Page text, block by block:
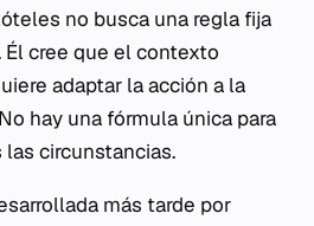
no busca una regla fija
cree que el contexto
adaptar la acción a la
hay una fórmula única para
circunstancias.
más tarde por